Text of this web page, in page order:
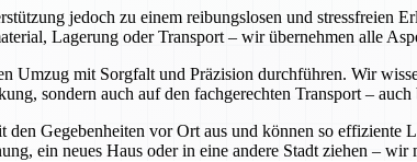
jedoch zu einem reibungslosen und stressfreien
Lagerung oder Transport – wir übernehmen alle
Umzug mit Sorgfalt und Präzision durchführen. Wir
sondern auch auf den fachgerechten Transport –
Gegebenheiten vor Ort aus und können so
ein neues Haus oder in eine andere Stadt ziehen –